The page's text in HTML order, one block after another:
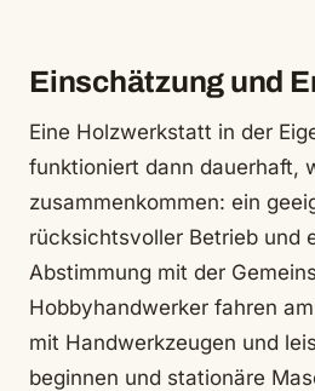
Einschätzung und
Eine Holzwerkstatt in der
funktioniert dann dauerhaft,
zusammenkommen: ein
rücksichtsvoller Betrieb und
Abstimmung mit der
Hobbyhandwerker fahren
mit Handwerkzeugen und
beginnen und stationäre